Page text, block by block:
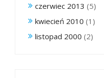
czerwiec 2013 (5)
kwiecień 2010 (1)
listopad 2000 (2)